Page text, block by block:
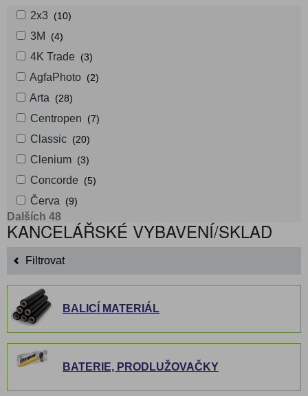
2x3 (10)
3M (4)
4K Trade (3)
AgfaPhoto (2)
Arta (28)
Centropen (7)
Classic (20)
Clenium (3)
Concorde (5)
Červa (9)
Dalších 48
KANCELÁŘSKÉ VYBAVENÍ/SKLAD
Filtrovat
BALICÍ MATERIÁL
BATERIE, PRODLUŽOVAČKY